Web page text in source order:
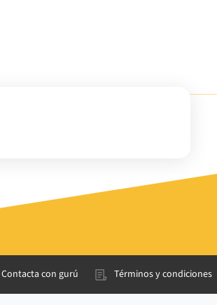
Contacta con gurú Términos y condiciones